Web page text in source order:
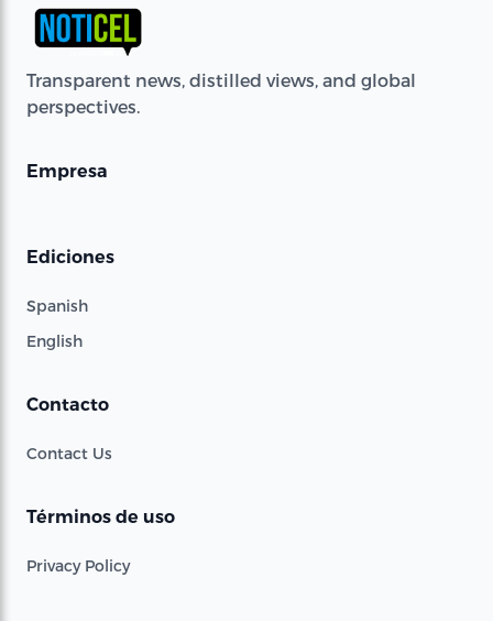
Transparent news, distilled views, and global
perspectives.
Empresa
Ediciones
Spanish
English
Contacto
Contact Us
Términos de uso
Privacy Policy